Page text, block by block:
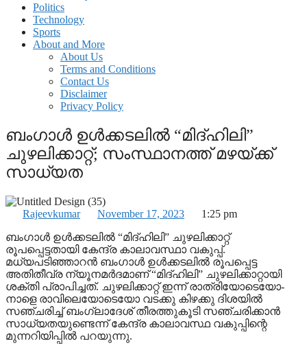
Politics
Technology
Sports
About and More
About Us
Terms and Conditions
Contact Us
Disclaimer
Privacy Policy
ബംഗാൾ ഉൾക്കടലിൽ “മിദ്‌ഹിലി”
ചുഴലിക്കാറ്റ്; സംസ്ഥാനത്ത് മഴയ്ക്ക്
സാധ്യത
Rajeevkumar November 17, 2023
1:25 pm
ബംഗാൾ ഉൾക്കടലിൽ “മിദ്‌ഹിലി” ചുഴലിക്കാറ്റ്
രൂപപ്പെട്ടതായി കേന്ദ്ര കാലാവസ്ഥാ വകുപ്പ്.
മധ്യപടിഞ്ഞാറൻ ബംഗാൾ ഉൾക്കടലിൽ രൂപപ്പെട്ട
അതിതീവ്ര ന്യൂനമർദമാണ് “മിദ്‌ഹിലി” ചുഴലിക്കാറ്റായി
ശക്തി പ്രാപിച്ചത്. ചുഴലിക്കാറ്റ് ഇന്ന് രാത്രിയോടെയോ-
നാളെ രാവിലെയോടെയോ വടക്കു കിഴക്കു ദിശയിൽ
സഞ്ചരിച്ച് ബംഗ്ലാദേശ് തീരത്തുകൂടി സഞ്ചരിക്കാൻ
സാധ്യതയുണ്ടെന്ന് കേന്ദ്ര കാലാവസ്ഥ വകുപ്പിന്റെ
മുന്നറിയിപ്പിൽ പറയുന്നു.